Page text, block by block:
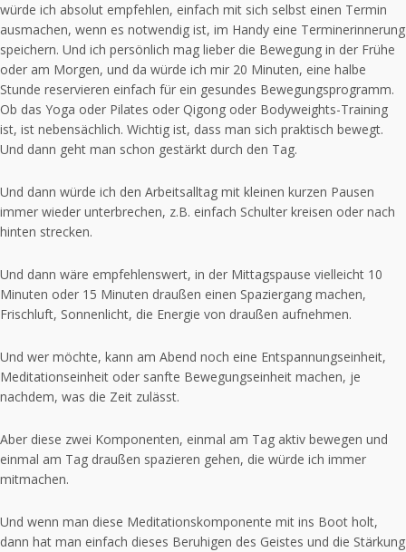
würde ich absolut empfehlen, einfach mit sich selbst einen Termin
ausmachen, wenn es notwendig ist, im Handy eine Terminerinnerung
speichern. Und ich persönlich mag lieber die Bewegung in der Frühe
oder am Morgen, und da würde ich mir 20 Minuten, eine halbe
Stunde reservieren einfach für ein gesundes Bewegungsprogramm.
Ob das Yoga oder Pilates oder Qigong oder Bodyweights-Training
ist, ist nebensächlich. Wichtig ist, dass man sich praktisch bewegt.
Und dann geht man schon gestärkt durch den Tag.
Und dann würde ich den Arbeitsalltag mit kleinen kurzen Pausen
immer wieder unterbrechen, z.B. einfach Schulter kreisen oder nach
hinten strecken.
Und dann wäre empfehlenswert, in der Mittagspause vielleicht 10
Minuten oder 15 Minuten draußen einen Spaziergang machen,
Frischluft, Sonnenlicht, die Energie von draußen aufnehmen.
Und wer möchte, kann am Abend noch eine Entspannungseinheit,
Meditationseinheit oder sanfte Bewegungseinheit machen, je
nachdem, was die Zeit zulässt.
Aber diese zwei Komponenten, einmal am Tag aktiv bewegen und
einmal am Tag draußen spazieren gehen, die würde ich immer
mitmachen.
Und wenn man diese Meditationskomponente mit ins Boot holt,
dann hat man einfach dieses Beruhigen des Geistes und die Stärkung